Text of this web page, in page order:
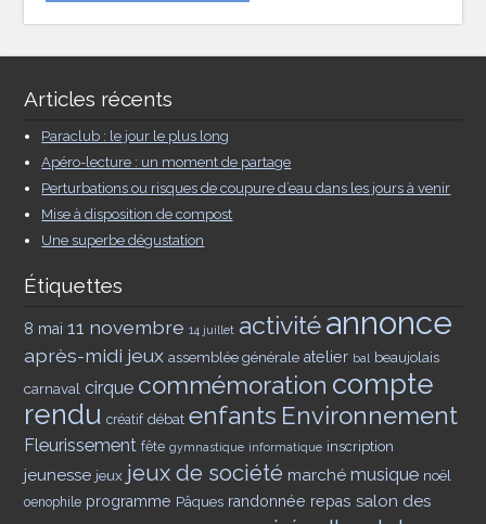
Articles récents
Paraclub : le jour le plus long
Apéro-lecture : un moment de partage
Perturbations ou risques de coupure d’eau dans les jours à venir
Mise à disposition de compost
Une superbe dégustation
Étiquettes
8 mai 11 novembre 14 juillet activitéannonce
après-midi jeux assemblée générale atelier bal beaujolais
carnaval cirque commémoration compte
rendu créatif débat enfants Environnement
Fleurissement fête gymnastique informatique inscription
jeunesse jeux jeux de société marché musique noël
oenophile programme Pâques randonnée repas salon des